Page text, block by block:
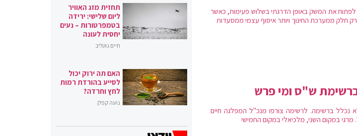
את המשק באופן הדרגתי בשלוש פעימות, כאשר
חלק ממערכת החינוך ויותר איסוף עצמי ממסעדות
ש"ס ומי פרש
נכלל ברשימה. לרשימה צורפו מנכ"ל המפלגה חיים
מרגי במקום השני, מלכיאלי במקום החמישי
תחזית מזג האוויר
ליום שלישי: ירידה
בטמפרטורות – נעים
יחסית לעונה
חיים גוטליב
האם תה ירוק יכול
לסייע בהורדת רמות
לחץ וחרדה?
נועה קפלן